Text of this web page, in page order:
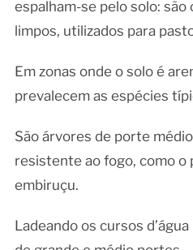
espalham-se pelo solo: são
limpos, utilizados para
Em zonas onde o solo é
prevalecem as espécies
São árvores de porte
resistente ao fogo, como o
embiruçu.
Ladeando os cursos